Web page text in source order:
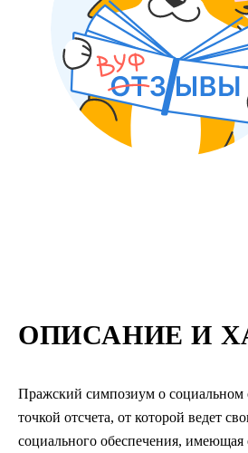
ОПИСАНИЕ И
Пражский симпозиум о социальном
точкой отсчета, от которой ведет
социального обеспечения,